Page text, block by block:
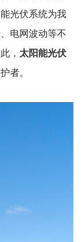
光伏系统为我
电网波动等不
， 太阳能光伏
者。